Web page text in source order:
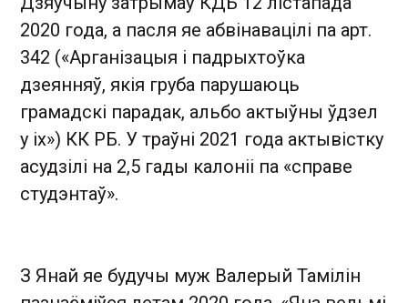
2020 года, а пасля яе абвінавацілі па арт.
342 («Арганізацыя і падрыхтоўка
дзеянняў, якія груба парушаюць
грамадскі парадак, альбо актыўны ўдзел
у іх») КК РБ. У траўні 2021 года актывістку
асудзілі на 2,5 гады калоніі па «справе
студэнтаў».
З Янай яе будучы муж Валерый Тамілін